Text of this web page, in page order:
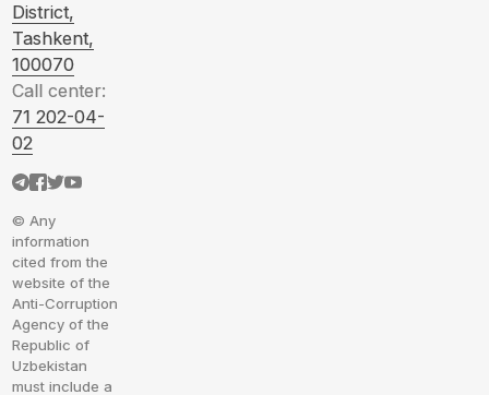
District,
Tashkent,
100070
Call center:
71 202-04-
02
© Any
information
cited from the
website of the
Anti-Corruption
Agency of the
Republic of
Uzbekistan
must include a